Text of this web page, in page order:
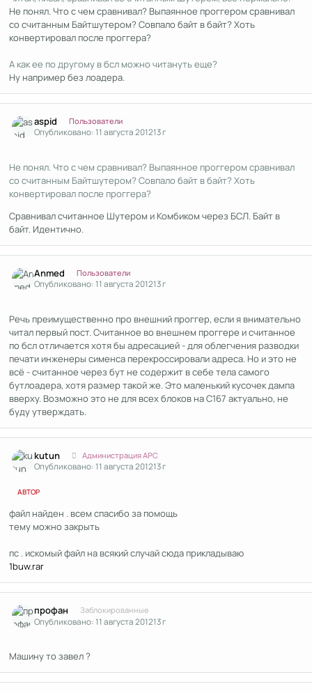
Не понял. Что с чем сравнивал? Выпаянное проггером сравнивал
со считанным Байтшутером? Совпало байт в байт? Хоть
конвертировал после проггера?
А как ее по другому в бсл можно читануть еще?
Ну например без лоадера.
aspid Пользователи
Опубликовано:11 августа 201213 г
Не понял. Что с чем сравнивал? Выпаянное проггером сравнивал
со считанным Байтшутером? Совпало байт в байт? Хоть
конвертировал после проггера?
Сравнивал считанное Шутером и Комбиком через БСЛ. Байт в
байт. Идентично.
Anmed Пользователи
Опубликовано:11 августа 201213 г
Речь преимущественно про внешний проггер, если я внимательно
читал первый пост. Считанное во внешнем проггере и считанное
по бсл отличается хотя бы адресацией - для облегчения разводки
печати инженеры сименса перекроссировали адреса. Но и это не
всё - считанное через бут не содержит в себе тела самого
бутлоадера, хотя размер такой же. Это маленький кусочек дампа
вверху. Возможно это не для всех блоков на С167 актуально, не
буду утверждать.
kutun Администрация APC
Опубликовано:11 августа 201213 г
АВТОР
файл найден . всем спасибо за помощь
тему можно закрыть
пс . искомый файл на всякий случай сюда прикладываю
1buw.rar
профан Заблокированные
Опубликовано:11 августа 201213 г
Машину то завел ?